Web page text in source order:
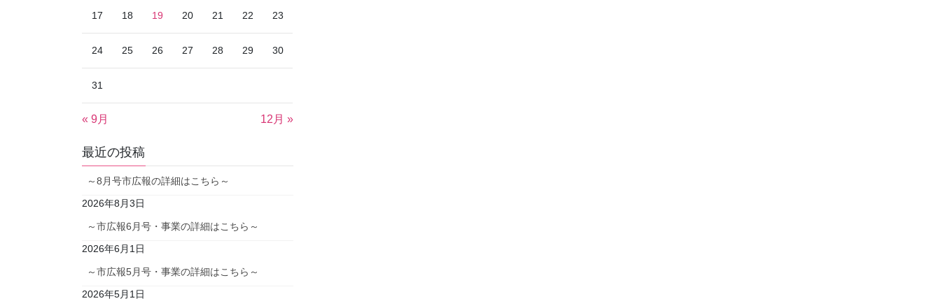
17 18 19 20 21 22 23
24 25 26 27 28 29 30
31
« 9月 12月 »
最近の投稿
～8月号市広報の詳細はこちら～
2026年8月3日
～市広報6月号・事業の詳細はこちら～
2026年6月1日
～市広報5月号・事業の詳細はこちら～
2026年5月1日